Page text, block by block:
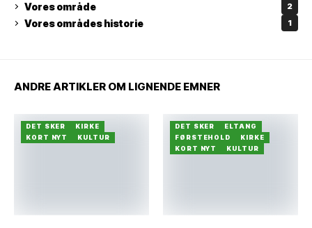
Vores område 2
Vores områdes historie 1
ANDRE ARTIKLER OM LIGNENDE EMNER
DET SKER
KIRKE
KORT NYT
KULTUR
DET SKER
ELTANG
FØRSTEHOLD
KIRKE
KORT NYT
KULTUR